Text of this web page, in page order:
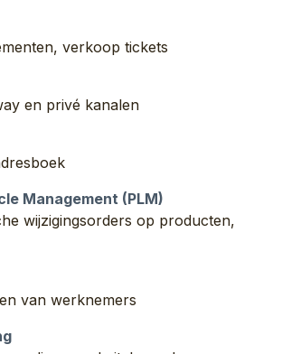
verkoop tickets
en privé kanalen
Management (PLM)
wijzigingsorders op producten,
van werknemers